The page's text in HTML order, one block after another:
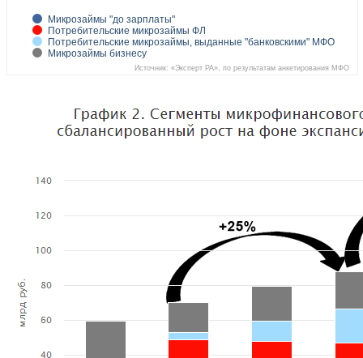
Микрозаймы "до зарплаты"
Потребительские микрозаймы ФЛ
Потребительские микрозаймы, выданные "банковскими" МФО
Микрозаймы бизнесу
Источник: «Эксперт РА», по результатам анкетирования МФО